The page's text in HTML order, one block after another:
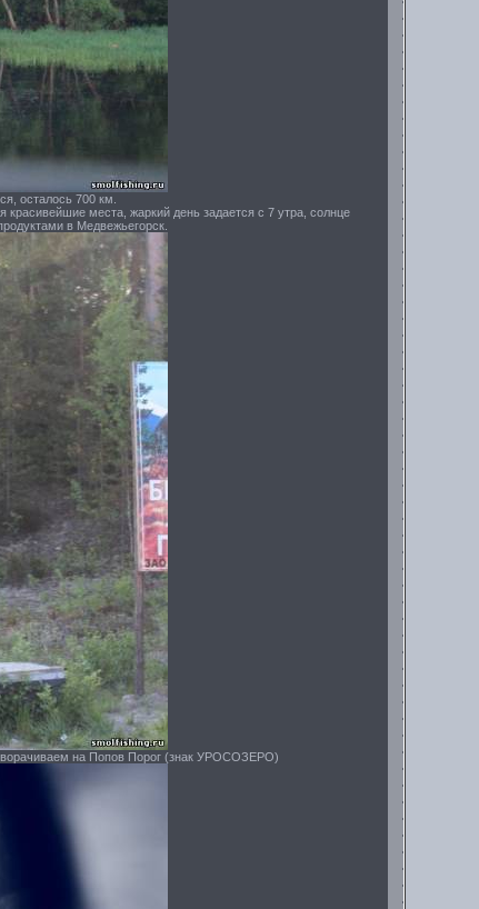
осталось 700 км.
места, жаркий день задается с 7 утра, солнце
в Медвежьегорск.
на Попов Порог (знак УРОСОЗЕРО)